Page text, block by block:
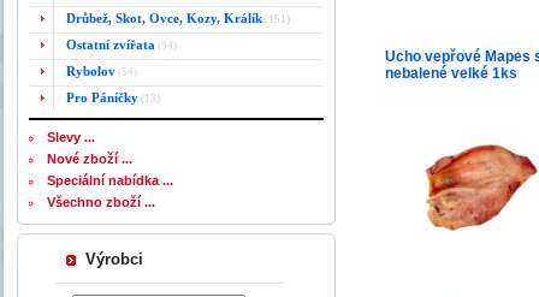
Drůbež, Skot, Ovce, Kozy, Králík (151)
Ostatní zvířata (94)
Rybolov (54)
Pro Páníčky (13)
Slevy ...
Nové zboží ...
Speciální nabídka ...
Všechno zboží ...
Výrobci
Ucho vepřové Mapes
nebalené velké 1ks